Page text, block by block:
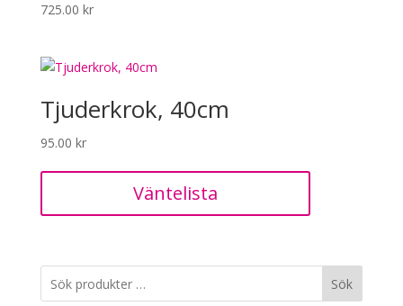
725.00 kr
Tjuderkrok, 40cm
95.00 kr
Väntelista
Sök